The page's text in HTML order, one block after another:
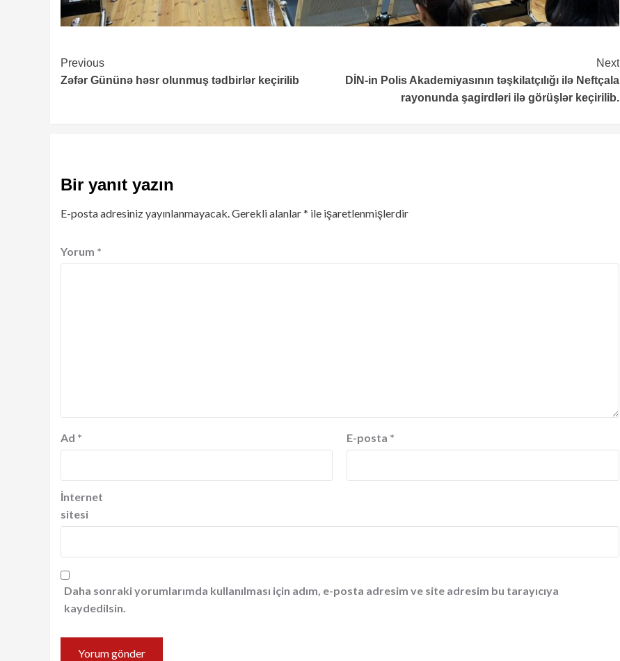
Continue
Reading
Previous
Zəfər Gününə həsr olunmuş tədbirlər keçirilib
Next
DİN-in Polis Akademiyasının təşkilatçılığı ilə Neftçala
rayonunda şagirdləri ilə görüşlər keçirilib.
Bir yanıt yazın
E-posta adresiniz yayınlanmayacak.Gerekli alanlar* ile işaretlenmişlerdir
Yorum *
Ad * E-posta *
İnternet
sitesi
Daha sonraki yorumlarımda kullanılması için adım, e-posta adresim ve site adresim bu tarayıcıya
kaydedilsin.